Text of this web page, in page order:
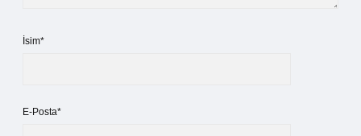
İsim*
E-Posta*